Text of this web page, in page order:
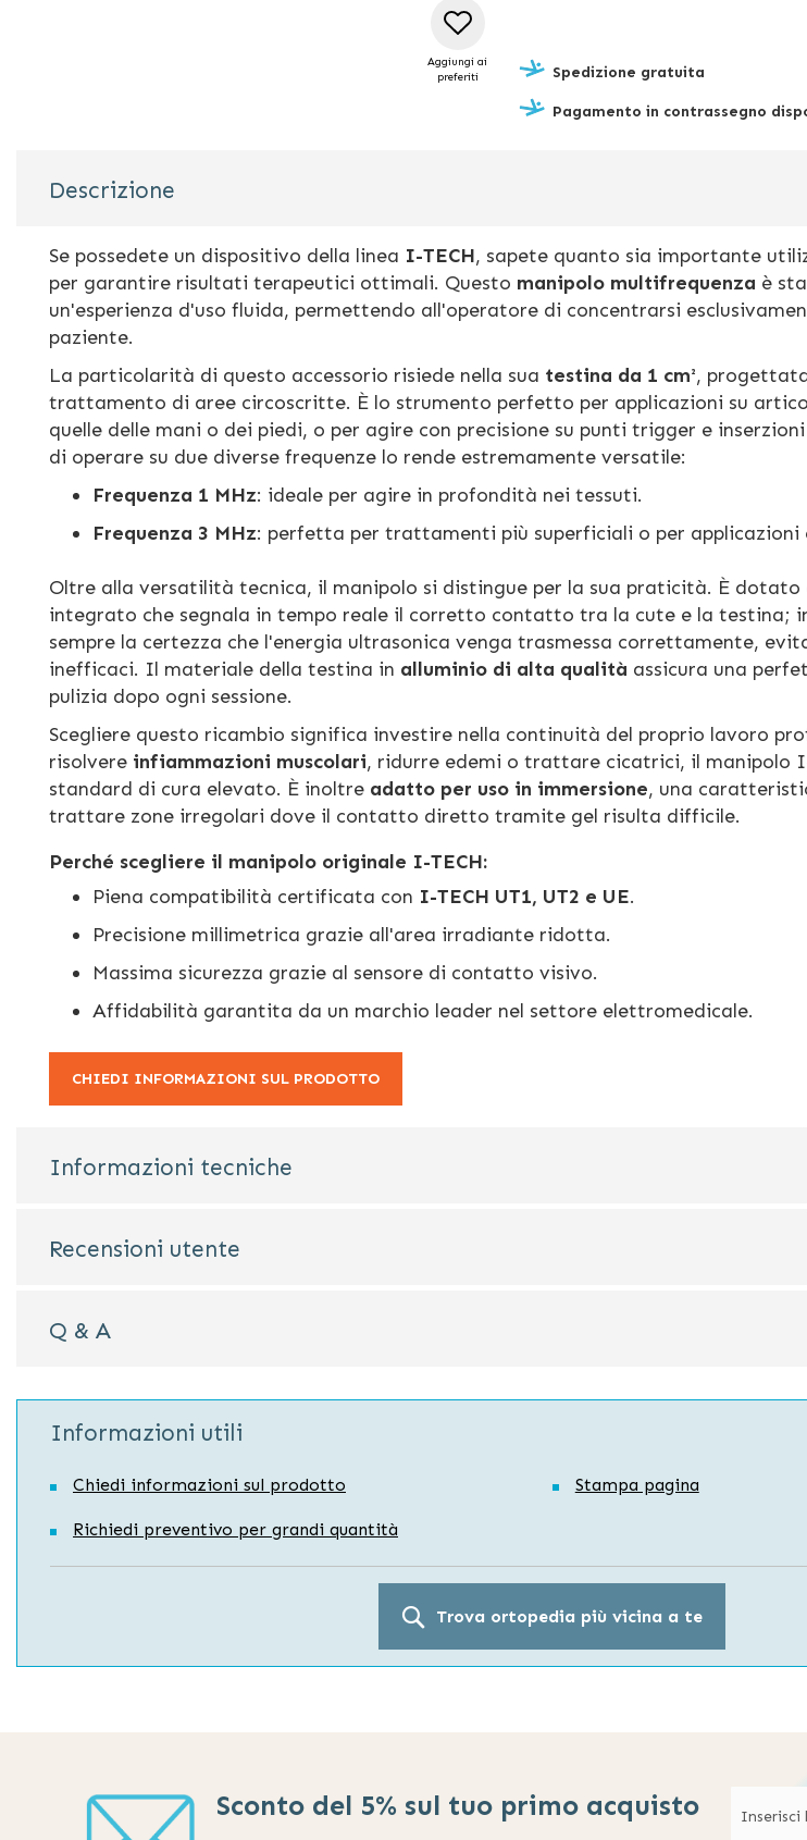
Aggiungi ai
preferiti
Spedizione gratuita
Pagamento in contrassegno
Descrizione
Se possedete un dispositivo della linea I-TECH, sapete quanto sia importante
per garantire risultati terapeutici ottimali. Questo manipolo multifrequenza è
un'esperienza d'uso fluida, permettendo all'operatore di concentrarsi
paziente.
La particolarità di questo accessorio risiede nella sua testina da 1 cm²,
trattamento di aree circoscritte. È lo strumento perfetto per applicazioni su
quelle delle mani o dei piedi, o per agire con precisione su punti trigger e
di operare su due diverse frequenze lo rende estremamente versatile:
Frequenza 1 MHz: ideale per agire in profondità nei tessuti.
Frequenza 3 MHz: perfetta per trattamenti più superficiali o per applicazioni
Oltre alla versatilità tecnica, il manipolo si distingue per la sua praticità. È dotato
integrato che segnala in tempo reale il corretto contatto tra la cute e la testina;
sempre la certezza che l'energia ultrasonica venga trasmessa correttamente,
inefficaci. Il materiale della testina in alluminio di alta qualità assicura una
pulizia dopo ogni sessione.
Scegliere questo ricambio significa investire nella continuità del proprio lavoro
risolvere infiammazioni muscolari, ridurre edemi o trattare cicatrici, il manipolo
standard di cura elevato. È inoltre adatto per uso in immersione, una
trattare zone irregolari dove il contatto diretto tramite gel risulta difficile.
Perché scegliere il manipolo originale I-TECH:
Piena compatibilità certificata con I-TECH UT1, UT2 e UE.
Precisione millimetrica grazie all'area irradiante ridotta.
Massima sicurezza grazie al sensore di contatto visivo.
Affidabilità garantita da un marchio leader nel settore elettromedicale.
CHIEDI INFORMAZIONI SUL PRODOTTO
Informazioni tecniche
Recensioni utente
Q & A
Informazioni utili
Chiedi informazioni sul prodotto Stampa pagina
Richiedi preventivo per grandi quantità
Trova ortopedia più vicina a te
Sconto del 5% sul tuo primo acquisto